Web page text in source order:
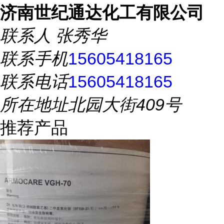
济南世纪通达化工有限公司
联系人 张秀华
联系手机15605418165
联系电话15605418165
所在地址北园大街409号
推荐产品